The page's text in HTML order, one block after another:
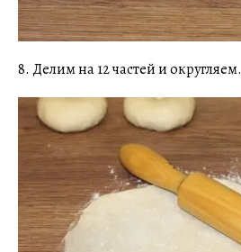
8. Делим на 12 частей и округляем.